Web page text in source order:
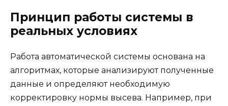
Принцип работы системы в
реальных условиях
Работа автоматической системы основана на
алгоритмах, которые анализируют полученные
данные и определяют необходимую
корректировку нормы высева. Например, при